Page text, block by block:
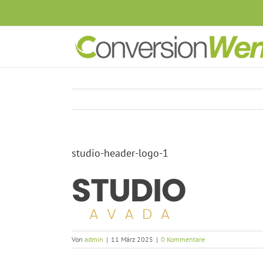
studio-header-logo-1
Von admin | 11 März 2025 | 0 Kommentare